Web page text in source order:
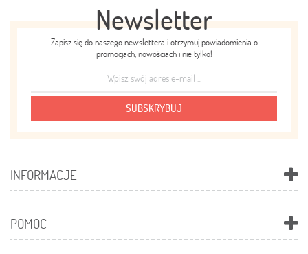
Newsletter
Zapisz się do naszego newslettera i otrzymuj powiadomienia o
promocjach, nowościach i nie tylko!
SUBSKRYBUJ
INFORMACJE
POMOC